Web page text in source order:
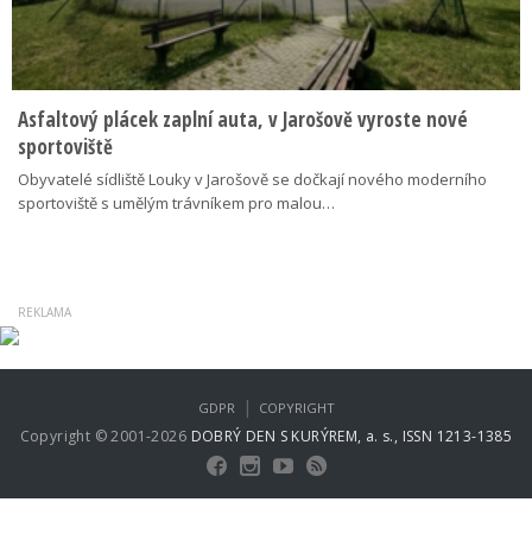
Asfaltový plácek zaplní auta, v Jarošově vyroste nové
sportoviště
Obyvatelé sídliště Louky v Jarošově se dočkají nového moderního
sportoviště s umělým trávníkem pro malou…
Copyright © 2001-2026 DOBRÝ DEN S KURÝREM, a. s., ISSN 1213-1385
GDPR | COPYRIGHT